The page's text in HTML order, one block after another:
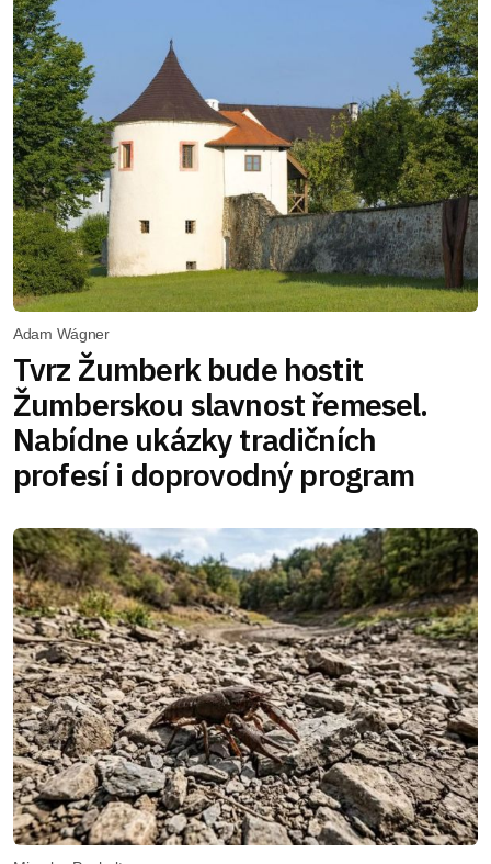
Adam Wágner
Tvrz Žumberk bude hostit
Žumberskou slavnost řemesel.
Nabídne ukázky tradičních
profesí i doprovodný program